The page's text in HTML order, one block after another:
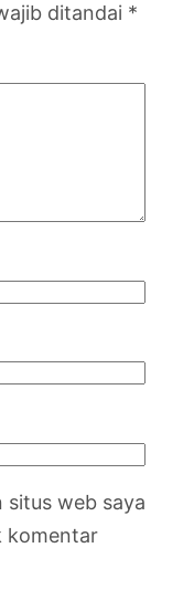
ditandai *
situs web saya
komentar